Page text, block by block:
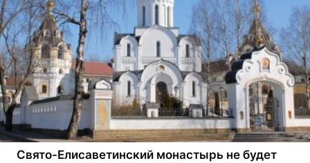
Свято-Елисаветинский монастырь не будет